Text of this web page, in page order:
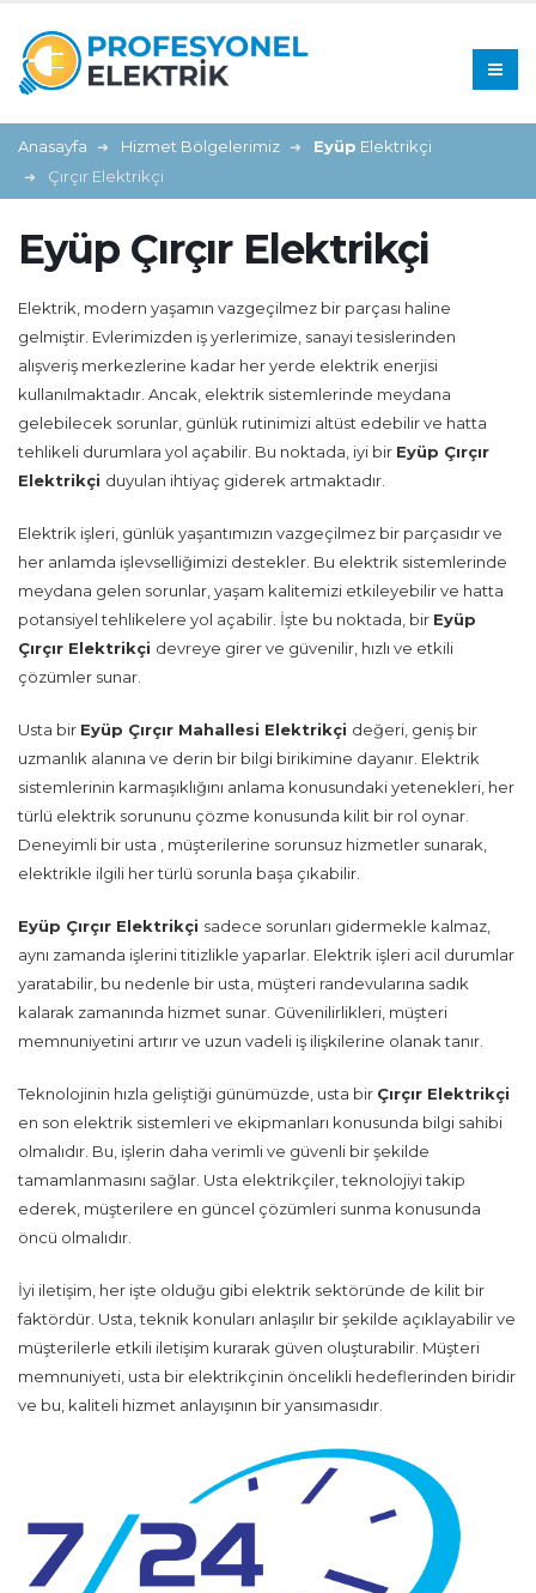
Anasayfa Hizmet Bölgelerimiz Eyüp Elektrikçi
Çırçır Elektrikçi
Eyüp Çırçır Elektrikçi
Elektrik, modern yaşamın vazgeçilmez bir parçası haline
gelmiştir. Evlerimizden iş yerlerimize, sanayi tesislerinden
alışveriş merkezlerine kadar her yerde elektrik enerjisi
kullanılmaktadır. Ancak, elektrik sistemlerinde meydana
gelebilecek sorunlar, günlük rutinimizi altüst edebilir ve hatta
tehlikeli durumlara yol açabilir. Bu noktada, iyi bir Eyüp Çırçır
Elektrikçi duyulan ihtiyaç giderek artmaktadır.
Elektrik işleri, günlük yaşantımızın vazgeçilmez bir parçasıdır ve
her anlamda işlevselliğimizi destekler. Bu elektrik sistemlerinde
meydana gelen sorunlar, yaşam kalitemizi etkileyebilir ve hatta
potansiyel tehlikelere yol açabilir. İşte bu noktada, bir Eyüp
Çırçır Elektrikçi devreye girer ve güvenilir, hızlı ve etkili
çözümler sunar.
Usta bir Eyüp Çırçır Mahallesi Elektrikçi değeri, geniş bir
uzmanlık alanına ve derin bir bilgi birikimine dayanır. Elektrik
sistemlerinin karmaşıklığını anlama konusundaki yetenekleri, her
türlü elektrik sorununu çözme konusunda kilit bir rol oynar.
Deneyimli bir usta , müşterilerine sorunsuz hizmetler sunarak,
elektrikle ilgili her türlü sorunla başa çıkabilir.
Eyüp Çırçır Elektrikçi sadece sorunları gidermekle kalmaz,
aynı zamanda işlerini titizlikle yaparlar. Elektrik işleri acil durumlar
yaratabilir, bu nedenle bir usta, müşteri randevularına sadık
kalarak zamanında hizmet sunar. Güvenilirlikleri, müşteri
memnuniyetini artırır ve uzun vadeli iş ilişkilerine olanak tanır.
Teknolojinin hızla geliştiği günümüzde, usta bir Çırçır Elektrikçi
en son elektrik sistemleri ve ekipmanları konusunda bilgi sahibi
olmalıdır. Bu, işlerin daha verimli ve güvenli bir şekilde
tamamlanmasını sağlar. Usta elektrikçiler, teknolojiyi takip
ederek, müşterilere en güncel çözümleri sunma konusunda
öncü olmalıdır.
İyi iletişim, her işte olduğu gibi elektrik sektöründe de kilit bir
faktördür. Usta, teknik konuları anlaşılır bir şekilde açıklayabilir ve
müşterilerle etkili iletişim kurarak güven oluşturabilir. Müşteri
memnuniyeti, usta bir elektrikçinin öncelikli hedeflerinden biridir
ve bu, kaliteli hizmet anlayışının bir yansımasıdır.